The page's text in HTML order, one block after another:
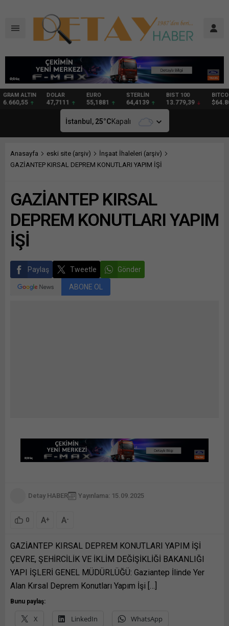
DOLAR
47,7111
EURO
55,1881
STERLİN
64,4139
BIST 100
13.779,39
BITCOIN
$64.809 97,57
İstanbul, 25°CKapalı
Anasayfa eski site (arşiv)
İnşaat İhaleleri (arşiv)
GAZİANTEP KIRSAL DEPREM KONUTLARI YAPIM İŞİ
GAZİANTEP KIRSAL
DEPREM KONUTLARI YAPIM
İŞİ
Paylaş Tweetle Gönder
ABONE OL
Detay HABER Yayınlama: 15.09.2025
0 A+ A-
GAZİANTEP KIRSAL DEPREM KONUTLARI YAPIM İŞİ
ÇEVRE, ŞEHİRCİLİK VE İKLİM DEĞİŞİKLİĞİ BAKANLIĞI
YAPI İŞLERİ GENEL MÜDÜRLÜĞÜ: Gaziantep İlinde Yer
Alan Kırsal Deprem Konutları Yapım İşi […]
Bunu paylaş:
X LinkedIn WhatsApp